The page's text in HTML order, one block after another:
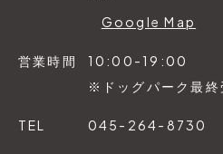
Google Map
営業時間
10:00-19:00
※ドッグパーク最
TEL 045-264-8730